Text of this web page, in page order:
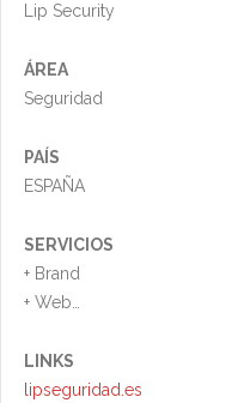
Lip Security
ÁREA
Seguridad
PAÍS
ESPAÑA
SERVICIOS
+ Brand
+ Web
+ Otros
LINKS
lipseguridad.es